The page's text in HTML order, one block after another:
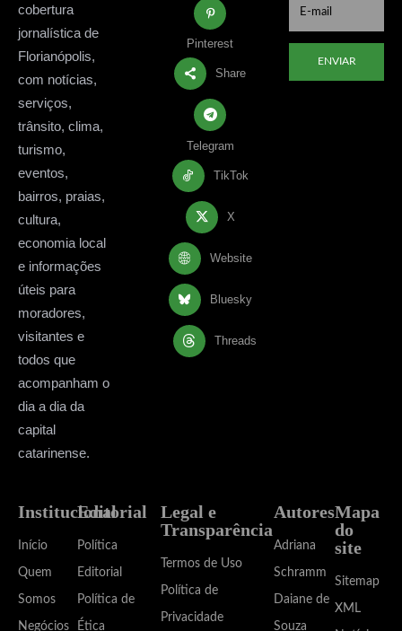
cobertura
jornalística de
Florianópolis,
com notícias,
serviços,
trânsito, clima,
turismo,
eventos,
bairros, praias,
cultura,
economia local
e informações
úteis para
moradores,
visitantes e
todos que
acompanham o
dia a dia da
capital
catarinense.
Pinterest
Share
Telegram
TikTok
X
Website
Bluesky
Threads
ENVIAR
Institucional
Início
Quem
Somos
Negócios
Editorial
Política
Editorial
Política de
Ética
Legal e
Transparência
Termos de Uso
Política de
Privacidade
Autores
Adriana
Schramm
Daiane de
Souza
Mapa
do
site
Sitemap
XML